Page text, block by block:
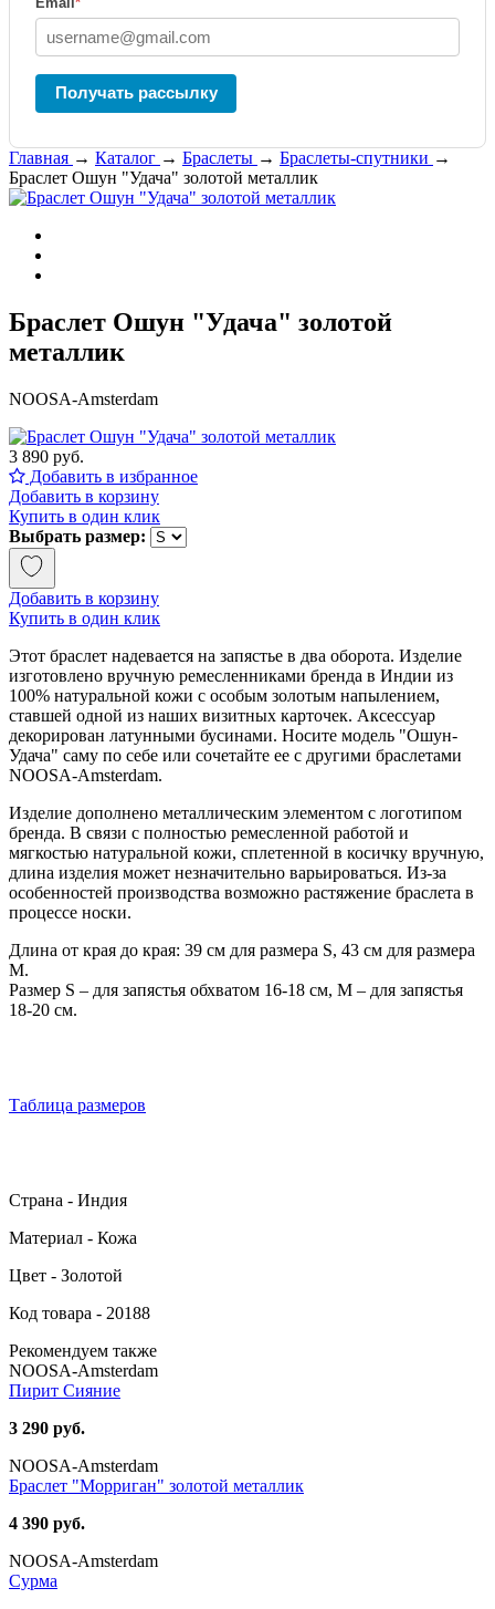
Получать рассылку
Главная → Каталог → Браслеты → Браслеты-спутники →
Браслет Ошун "Удача" золотой металлик
Браслет Ошун "Удача" золотой
металлик
NOOSA-Amsterdam
3 890 руб.
Добавить в избранное
Добавить в корзину
Купить в один клик
Выбрать размер:
Добавить в корзину
Купить в один клик
Этот браслет надевается на запястье в два оборота. Изделие
изготовлено вручную ремесленниками бренда в Индии из
100% натуральной кожи с особым золотым напылением,
ставшей одной из наших визитных карточек. Аксессуар
декорирован латунными бусинами. Носите модель "Ошун-
Удача" саму по себе или сочетайте ее с другими браслетами
NOOSA-Amsterdam.
Изделие дополнено металлическим элементом с логотипом
бренда. В связи с полностью ремесленной работой и
мягкостью натуральной кожи, сплетенной в косичку вручную,
длина изделия может незначительно варьироваться. Из-за
особенностей производства возможно растяжение браслета в
процессе носки.
Длина от края до края: 39 см для размера S, 43 см для размера
M.
Размер S – для запястья обхватом 16-18 см, М – для запястья
18-20 см.
Таблица размеров
Страна - Индия
Материал - Кожа
Цвет - Золотой
Код товара - 20188
Рекомендуем также
NOOSA-Amsterdam
Пирит Сияние
3 290 руб.
NOOSA-Amsterdam
Браслет "Морриган" золотой металлик
4 390 руб.
NOOSA-Amsterdam
Сурма